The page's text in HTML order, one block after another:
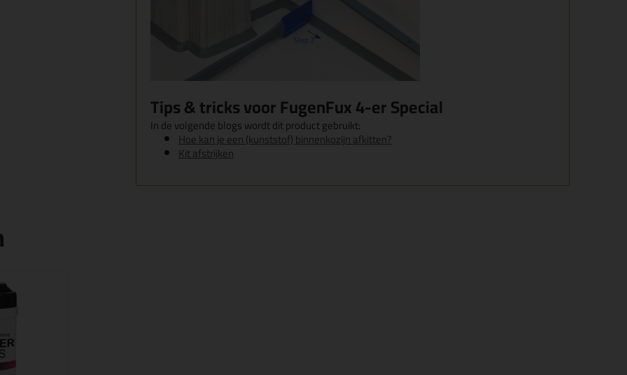
Tips & tricks voor FugenFux 4-er Special
In de volgende blogs wordt dit product gebruikt:
Hoe kan je een (kunststof) binnenkozijn afkitten?
Kit afstrijken